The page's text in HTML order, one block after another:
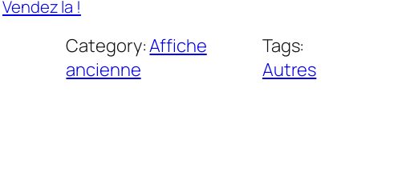
Vendez la !
Category:Affiche
ancienne
Tags:
Autres